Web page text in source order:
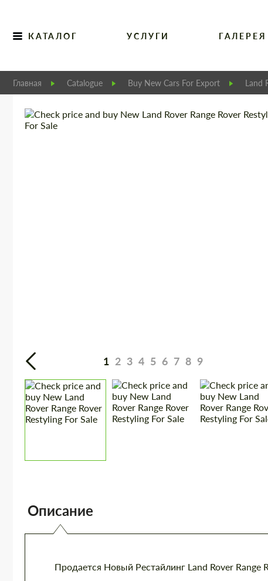
КАТАЛОГ УСЛУГИ ГАЛЕРЕЯ
Главная Catalogue Buy New Cars For Export Land
1 2 3 4 5 6 7 8 9
Описание
Продается Новый Рестайлинг Land Rover Range